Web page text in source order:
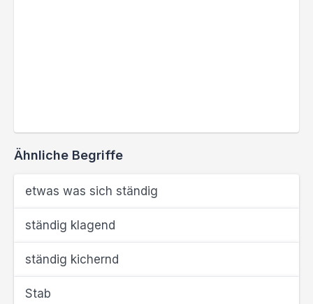
Ähnliche Begriffe
etwas was sich ständig
ständig klagend
ständig kichernd
Stab